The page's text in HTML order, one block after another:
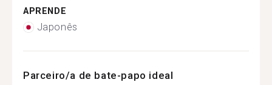
APRENDE
Japonês
Parceiro/a de bate-papo ideal